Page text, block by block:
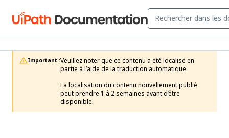
Important :Veuillez noter que ce contenu a été localisé en
partie à l’aide de la traduction automatique.
La localisation du contenu nouvellement publié
peut prendre 1 à 2 semaines avant d’être
disponible.